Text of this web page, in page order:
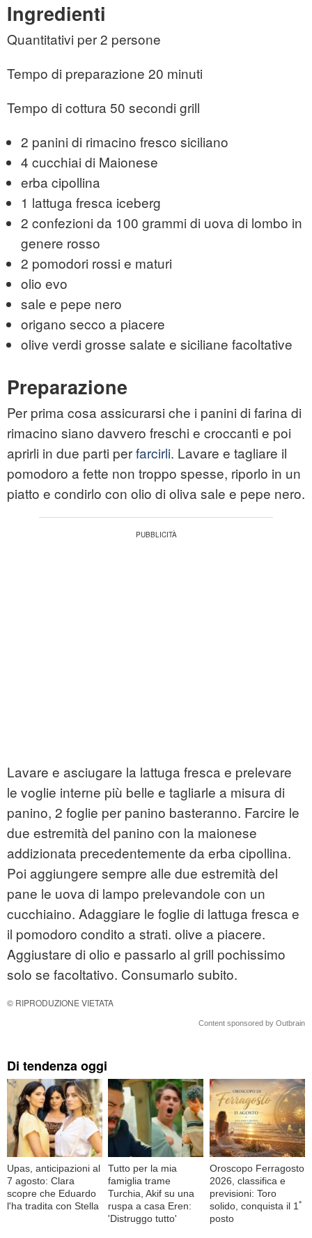
Ingredienti
Quantitativi per 2 persone
Tempo di preparazione 20 minuti
Tempo di cottura 50 secondi grill
2 panini di rimacino fresco siciliano
4 cucchiai di Maionese
erba cipollina
1 lattuga fresca iceberg
2 confezioni da 100 grammi di uova di lombo in
genere rosso
2 pomodori rossi e maturi
olio evo
sale e pepe nero
origano secco a piacere
olive verdi grosse salate e siciliane facoltative
Preparazione
Per prima cosa assicurarsi che i panini di farina di
rimacino siano davvero freschi e croccanti e poi
aprirli in due parti perfarcirli. Lavare e tagliare il
pomodoro a fette non troppo spesse, riporlo in un
piatto e condirlo con olio di oliva sale e pepe nero.
Lavare e asciugare la lattuga fresca e prelevare
le voglie interne più belle e tagliarle a misura di
panino, 2 foglie per panino basteranno. Farcire le
due estremità del panino con la maionese
addizionata precedentemente da erba cipollina.
Poi aggiungere sempre alle due estremità del
pane le uova di lampo prelevandole con un
cucchiaino. Adaggiare le foglie di lattuga fresca e
il pomodoro condito a strati. olive a piacere.
Aggiustare di olio e passarlo al grill pochissimo
solo se facoltativo. Consumarlo subito.
© RIPRODUZIONE VIETATA
Content sponsored by Outbrain
Di tendenza oggi
Upas, anticipazioni al
7 agosto: Clara
scopre che Eduardo
l'ha tradita con Stella
Tutto per la mia
famiglia trame
Turchia, Akif su una
ruspa a casa Eren:
'Distruggo tutto'
Oroscopo Ferragosto
2026, classifica e
previsioni: Toro
solido, conquista il 1ﾟ
posto